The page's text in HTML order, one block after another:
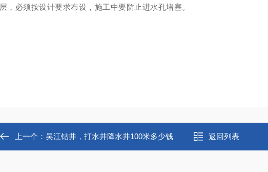
层，必须按设计要求布设，施工中要防止进水孔堵塞。
上一个： 吴江钻井，打水井降水井100米多少钱 返回列表